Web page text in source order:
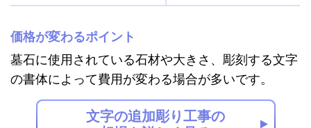
価格が変わるポイント
墓石に使用されている石材や大きさ、彫刻する文字
の書体によって費用が変わる場合が多いです。
文字の追加彫り工事の